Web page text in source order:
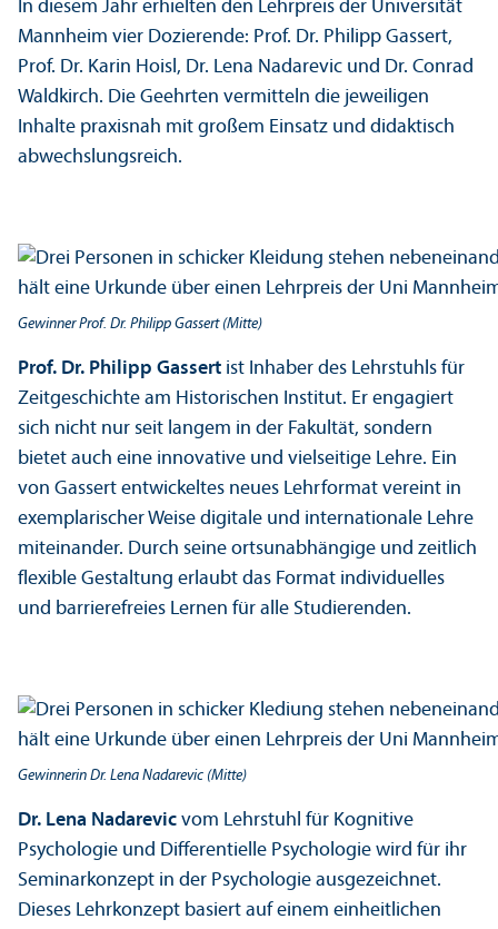
In diesem Jahr erhielten den Lehr­preis der Universität
Mannheim vier Dozierende: Prof. Dr. Philipp Gassert,
Prof. Dr. Karin Hoisl, Dr. Lena Nadarevic und Dr. Conrad
Waldkirch. Die Geehrten vermitteln die jeweiligen
Inhalte praxisnah mit großem Einsatz und didaktisch
abwechslungs­reich.
Gewinner Prof. Dr. Philipp Gassert (Mitte)
Prof. Dr. Philipp Gassert ist Inhaber des Lehr­stuhls für
Zeitgeschichte am Historischen Institut. Er engagiert
sich nicht nur seit langem in der Fakultät, sondern
bietet auch eine innovative und vielseitige Lehre. Ein
von Gassert entwickeltes neues Lehr­format vereint in
exemplarischer Weise digitale und internationale Lehre
miteinander. Durch seine ortsunabhängige und zeitlich
flexible Gestaltung erlaubt das Format individuelles
und barrierefreies Lernen für alle Studierenden.
Gewinnerin Dr. Lena Nadarevic (Mitte)
Dr. Lena Nadarevic vom Lehr­stuhl für Kognitive
Psychologie und Differentielle Psychologie wird für ihr
Seminarkonzept in der Psychologie ausgezeichnet.
Dieses Lehr­konzept basiert auf einem einheitlichen